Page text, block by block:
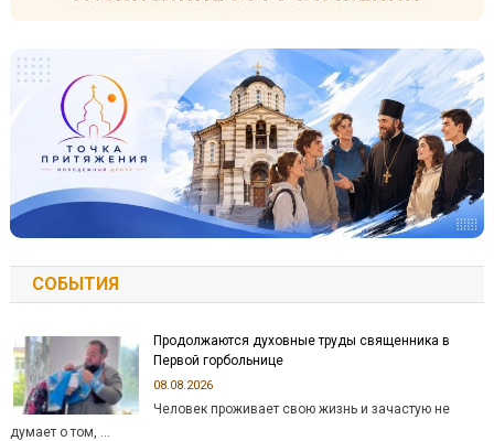
СОБЫТИЯ
Продолжаются духовные труды священника в
Первой горбольнице
08.08.2026
Человек проживает свою жизнь и зачастую не
думает о том, …